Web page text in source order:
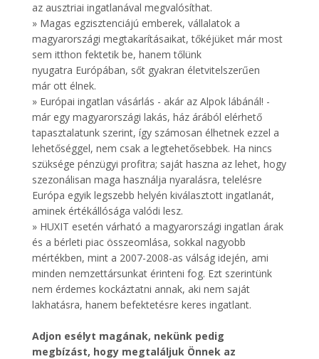
az ausztriai ingatlanával megvalósíthat.
» Magas egzisztenciájú emberek, vállalatok a
magyarországi megtakarításaikat, tőkéjüket már most
sem itthon fektetik be, hanem tőlünk
nyugatra Európában, sőt gyakran életvitelszerűen
már ott élnek.
» Európai ingatlan vásárlás - akár az Alpok lábánál! -
már egy magyarországi lakás, ház árából elérhető
tapasztalatunk szerint, így számosan élhetnek ezzel a
lehetőséggel, nem csak a legtehetősebbek. Ha nincs
szüksége pénzügyi profitra; saját haszna az lehet, hogy
szezonálisan maga használja nyaralásra, telelésre
Európa egyik legszebb helyén kiválasztott ingatlanát,
aminek értékállósága valódi lesz.
» HUXIT esetén várható a magyarországi ingatlan árak
és a bérleti piac összeomlása, sokkal nagyobb
mértékben, mint a 2007-2008-as válság idején, ami
minden nemzettársunkat érinteni fog. Ezt szerintünk
nem érdemes kockáztatni annak, aki nem saját
lakhatásra, hanem befektetésre keres ingatlant.
Adjon esélyt magának, nekünk pedig
megbízást, hogy megtaláljuk Önnek az